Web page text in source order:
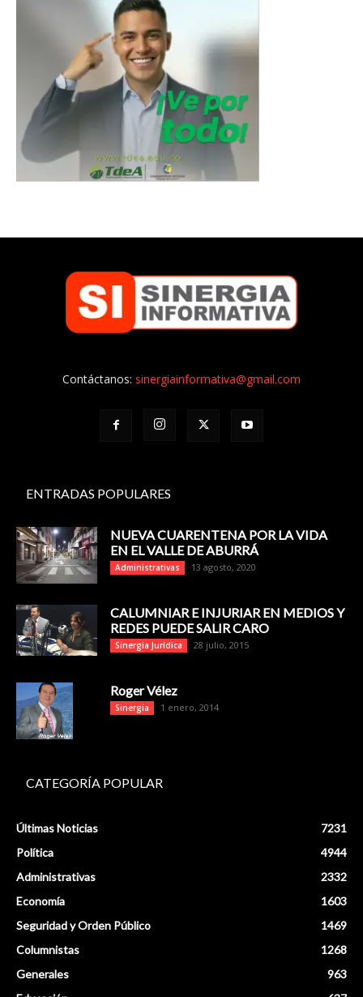
Contáctanos: sinergiainformativa@gmail.com
ENTRADAS POPULARES
NUEVA CUARENTENA POR LA VIDA
EN EL VALLE DE ABURRÁ
Administrativas 13 agosto, 2020
CALUMNIAR E INJURIAR EN MEDIOS Y
REDES PUEDE SALIR CARO
Sinergia Jurídica 28 julio, 2015
Roger Vélez
Sinergia 1 enero, 2014
CATEGORÍA POPULAR
Últimas Noticias
7231
Política
4944
Administrativas
2332
Economía
1603
Seguridad y Orden Público
1469
Columnistas
1268
Generales
963